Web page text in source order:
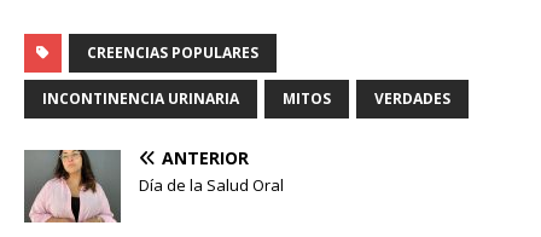
CREENCIAS POPULARES
INCONTINENCIA URINARIA MITOS VERDADES
ANTERIOR
Día de la Salud Oral